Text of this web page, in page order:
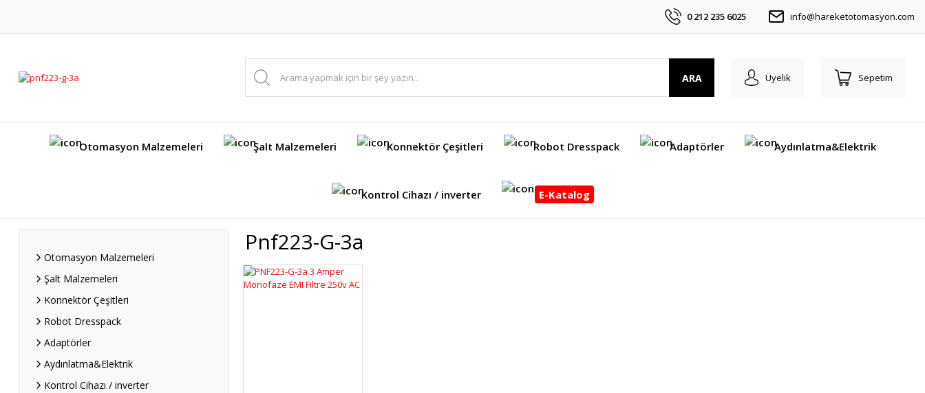
0 212 235 6025 info@hareketotomasyon.com
ARA Üyelik Sepetim
Otomasyon Malzemeleri Şalt Malzemeleri Konnektör Çeşitleri Robot Dresspack Adaptörler Aydınlatma&Elektrik
Kontrol Cihazı / inverter E-Katalog
Otomasyon Malzemeleri
Şalt Malzemeleri
Konnektör Çeşitleri
Robot Dresspack
Adaptörler
Aydınlatma&Elektrik
Kontrol Cihazı / inverter
Pnf223-G-3a